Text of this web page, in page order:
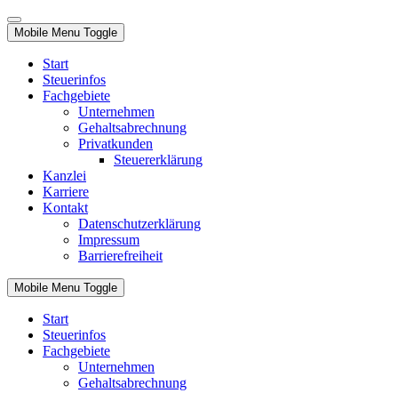
Mobile Menu Toggle
Start
Steuerinfos
Fachgebiete
Unternehmen
Gehaltsabrechnung
Privatkunden
Steuererklärung
Kanzlei
Karriere
Kontakt
Datenschutzerklärung
Impressum
Barrierefreiheit
Mobile Menu Toggle
Start
Steuerinfos
Fachgebiete
Unternehmen
Gehaltsabrechnung